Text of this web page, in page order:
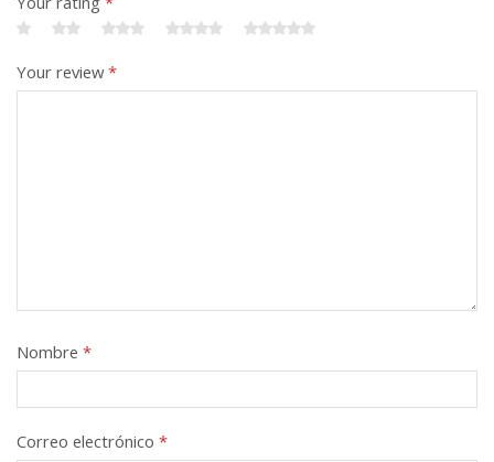
Your review*
Nombre *
Correo electrónico *